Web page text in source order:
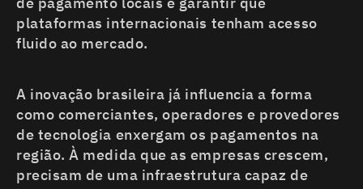
plataformas internacionais tenham acesso
fluido ao mercado.
A inovação brasileira já influencia a forma
como comerciantes, operadores e provedores
de tecnologia enxergam os pagamentos na
região. À medida que as empresas crescem,
precisam de uma infraestrutura capaz de